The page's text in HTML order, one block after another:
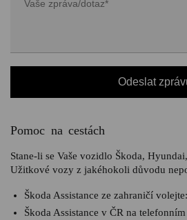
Pomoc na cestách
Stane-li se Vaše vozidlo Škoda,
Užitkové vozy z jakéhokoli důvodu
Škoda Assistance ze zahraničí volejte:
Škoda Assistance v ČR na